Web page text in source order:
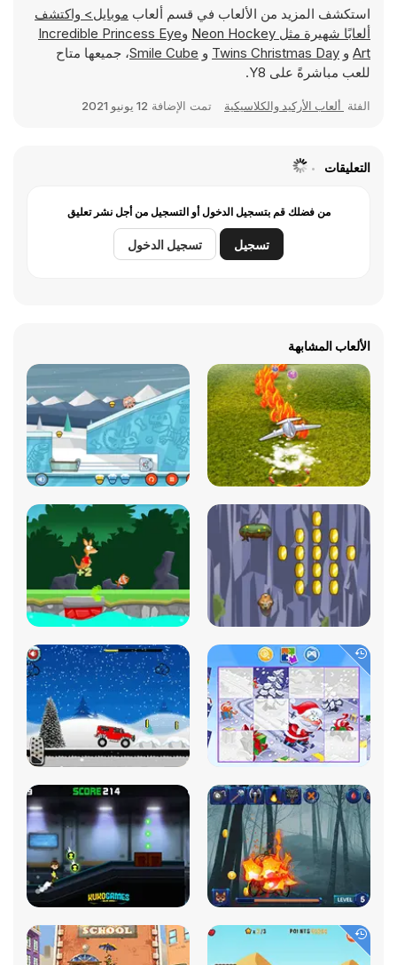
استكشف المزيد من الألعاب في قسم ألعاب
موبايل> واكتشف
ألعابًا شهيرة مثل Neon Hockey وIncredible Princess Eye
Art و Twins Christmas Day و Smile Cube، جميعها متاح
للعب مباشرةً على Y8.
الفئة ألعاب الأركيد والكلاسيكية تمت الإضافة 12 يونيو 2021
التعليقات
من فضلك قم بتسجيل الدخول أو التسجيل من أجل نشر تعليق
تسجيل تسجيل الدخول
الألعاب المشابهة